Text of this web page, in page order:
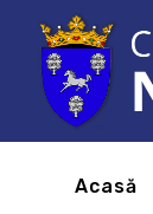
Acasă